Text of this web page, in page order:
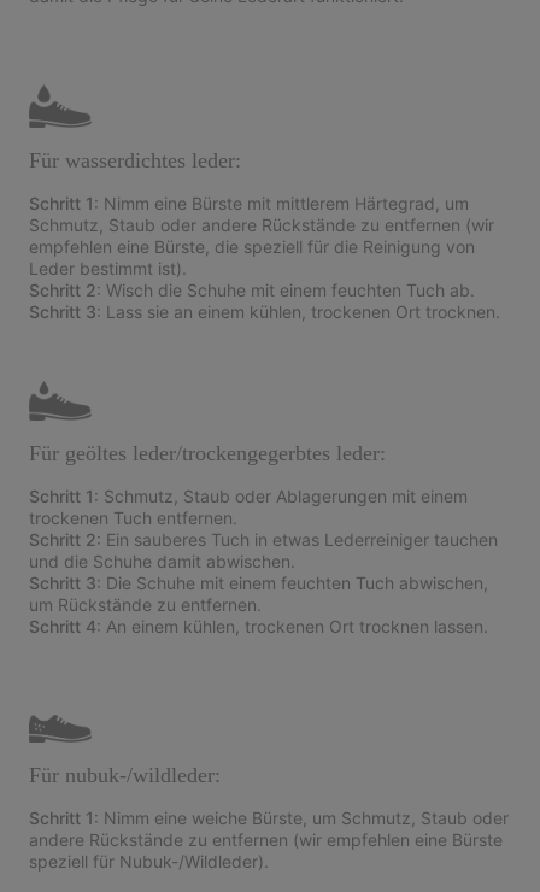
Für wasserdichtes leder:
Schritt 1: Nimm eine Bürste mit mittlerem Härtegrad, um
Schmutz, Staub oder andere Rückstände zu entfernen (wir
empfehlen eine Bürste, die speziell für die Reinigung von
Leder bestimmt ist).
Schritt 2: Wisch die Schuhe mit einem feuchten Tuch ab.
Schritt 3: Lass sie an einem kühlen, trockenen Ort trocknen.
Für geöltes leder/trockengegerbtes leder:
Schritt 1: Schmutz, Staub oder Ablagerungen mit einem
trockenen Tuch entfernen.
Schritt 2: Ein sauberes Tuch in etwas Lederreiniger tauchen
und die Schuhe damit abwischen.
Schritt 3: Die Schuhe mit einem feuchten Tuch abwischen,
um Rückstände zu entfernen.
Schritt 4: An einem kühlen, trockenen Ort trocknen lassen.
Für nubuk-/wildleder:
Schritt 1: Nimm eine weiche Bürste, um Schmutz, Staub oder
andere Rückstände zu entfernen (wir empfehlen eine Bürste
speziell für Nubuk-/Wildleder).